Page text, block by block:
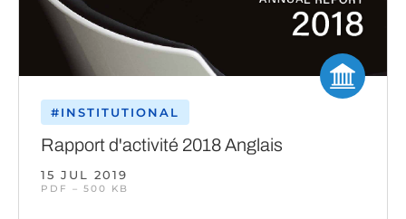
#INSTITUTIONAL
Rapport d'activité 2018 Anglais
15 JUL 2019
PDF – 500 KB